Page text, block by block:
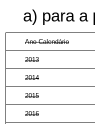
a) para a
Ano-Calendário
2013
2014
2015
2016